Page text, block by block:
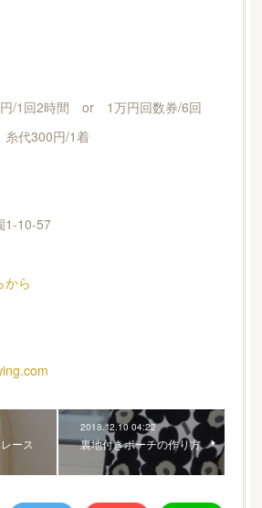
/1回2時間 or 1万円回数券/6回
代300円/1着
1-10-57
から
ース
2018.12.10 04:22
裏地付きポーチの作り方